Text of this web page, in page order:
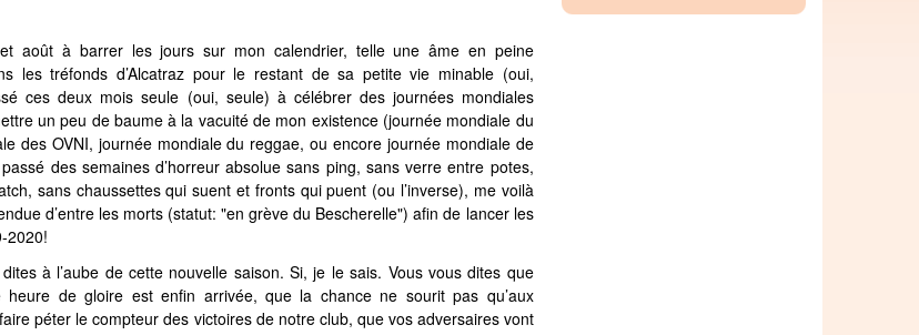
août à barrer les jours sur mon calendrier, telle une âme en peine
les tréfonds d’Alcatraz pour le restant de sa petite vie minable (oui,
ces deux mois seule (oui, seule) à célébrer des journées mondiales
un peu de baume à la vacuité de mon existence (journée mondiale du
des OVNI, journée mondiale du reggae, ou encore journée mondiale de
des semaines d’horreur absolue sans ping, sans verre entre potes,
sans chaussettes qui suent et fronts qui puent (ou l’inverse), me voilà
d’entre les morts (statut: "en grève du Bescherelle") afin de lancer les
2020!
à l’aube de cette nouvelle saison. Si, je le sais. Vous vous dites que
heure de gloire est enfin arrivée, que la chance ne sourit pas qu’aux
péter le compteur des victoires de notre club, que vos adversaires vont